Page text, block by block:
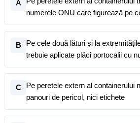
A
numerele ONU care figurează pe
B
Pe cele două lături și la
trebuie aplicate plăci portocalii cu
C
Pe peretele extern al containerului
panouri de pericol, nici etichete